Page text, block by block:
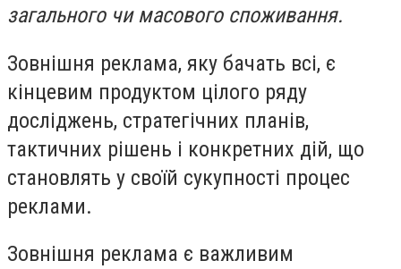
загального чи масового споживання.
Зовнішня реклама, яку бачать всі, є
кінцевим продуктом цілого ряду
досліджень, стратегічних планів,
тактичних рішень і конкретних дій, що
становлять у своїй сукупності процес
реклами.
Зовнішня реклама є важливим